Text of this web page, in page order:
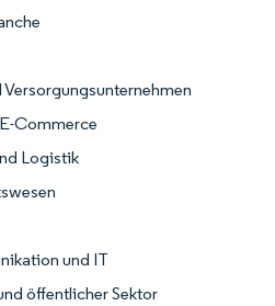
Versorgungsunternehmen
Commerce
Logistik
und IT
öffentlicher Sektor